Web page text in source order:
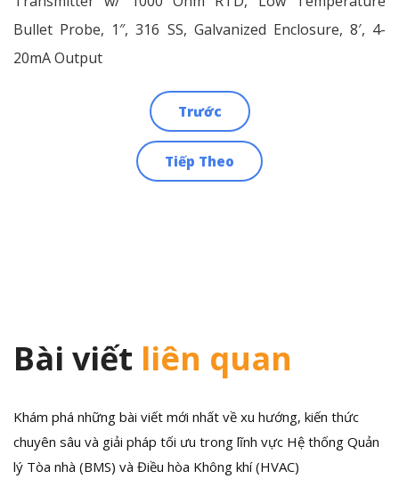
Bullet Probe, 1″, 316 SS, Galvanized Enclosure, 8′, 4-
20mA Output
Trước
Tiếp Theo
Bài viết liên quan
Khám phá những bài viết mới nhất về xu hướng, kiến thức
chuyên sâu và giải pháp tối ưu trong lĩnh vực Hệ thống Quản
lý Tòa nhà (BMS) và Điều hòa Không khí (HVAC)